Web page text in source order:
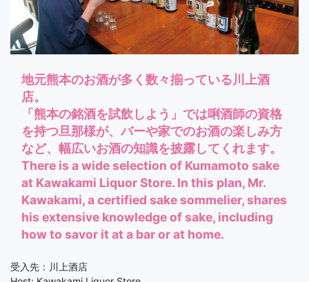
地元熊本のお酒が多く数々揃っている川上酒
店。
「熊本の銘酒を試飲しよう」では唎酒師の資格
を持つ旦那様が、バーや家でのお酒の楽しみ方
など、幅広いお酒の知識を披露してくれます。
There is a wide selection of Kumamoto sake
at Kawakami Liquor Store. In this plan, Mr.
Kawakami, a certified sake sommelier, shares
his extensive knowledge of sake, including
how to savor it at a bar or at home.
受入先：川上酒店